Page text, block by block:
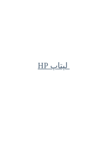
لپتاپ HP